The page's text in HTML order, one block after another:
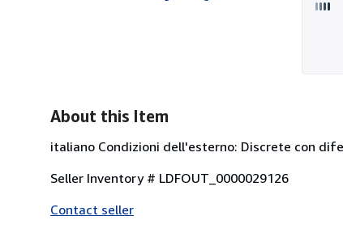
About this Item
italiano Condizioni dell'esterno: Discrete con
Seller Inventory # LDFOUT_0000029126
Contact seller